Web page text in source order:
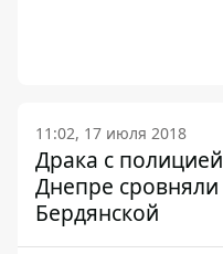
11:02, 17 июля 2018
Драка с
Днепре
Бердянской